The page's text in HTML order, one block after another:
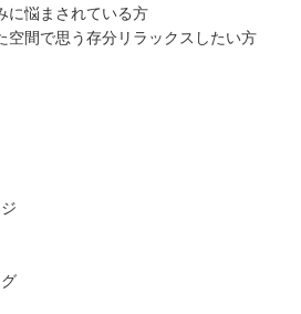
に悩まされている方
空間で思う存分リラックスしたい方